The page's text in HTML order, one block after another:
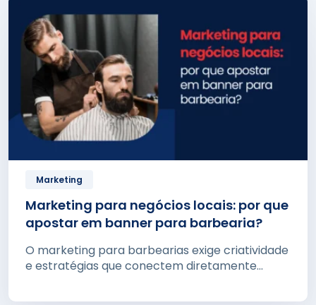
Marketing
Marketing para negócios locais: por que
apostar em banner para barbearia?
O marketing para barbearias exige criatividade
e estratégias que conectem diretamente...